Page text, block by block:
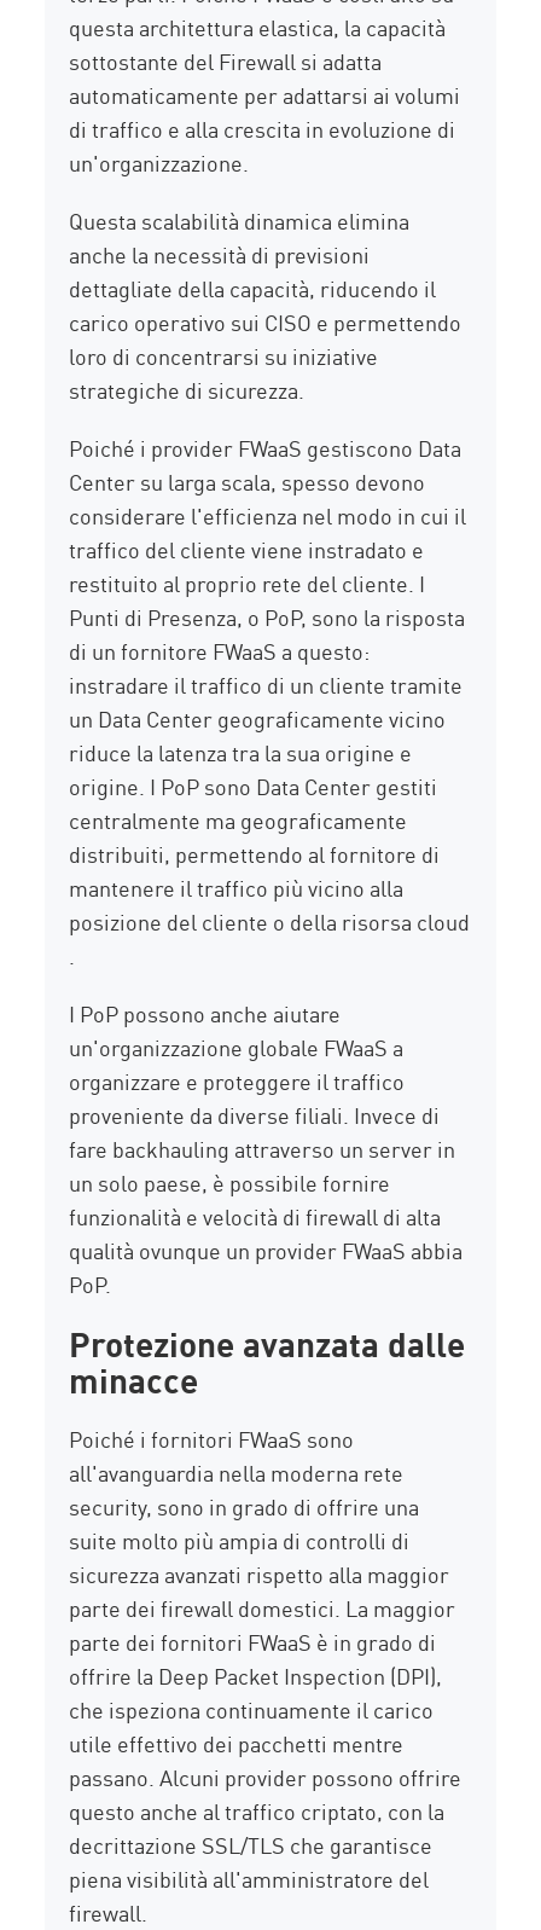
questa architettura elastica, la capacità
sottostante del Firewall si adatta
automaticamente per adattarsi ai volumi
di traffico e alla crescita in evoluzione di
un'organizzazione.
Questa scalabilità dinamica elimina
anche la necessità di previsioni
dettagliate della capacità, riducendo il
carico operativo sui CISO e permettendo
loro di concentrarsi su iniziative
strategiche di sicurezza.
Poiché i provider FWaaS gestiscono Data
Center su larga scala, spesso devono
considerare l'efficienza nel modo in cui il
traffico del cliente viene instradato e
restituito al proprio rete del cliente. I
Punti di Presenza, o PoP, sono la risposta
di un fornitore FWaaS a questo:
instradare il traffico di un cliente tramite
un Data Center geograficamente vicino
riduce la latenza tra la sua origine e
origine. I PoP sono Data Center gestiti
centralmente ma geograficamente
distribuiti, permettendo al fornitore di
mantenere il traffico più vicino alla
posizione del cliente o della risorsa cloud
.
I PoP possono anche aiutare
un'organizzazione globale FWaaS a
organizzare e proteggere il traffico
proveniente da diverse filiali. Invece di
fare backhauling attraverso un server in
un solo paese, è possibile fornire
funzionalità e velocità di firewall di alta
qualità ovunque un provider FWaaS abbia
PoP.
Protezione avanzata dalle
minacce
Poiché i fornitori FWaaS sono
all'avanguardia nella moderna rete
security, sono in grado di offrire una
suite molto più ampia di controlli di
sicurezza avanzati rispetto alla maggior
parte dei firewall domestici. La maggior
parte dei fornitori FWaaS è in grado di
offrire la Deep Packet Inspection (DPI),
che ispeziona continuamente il carico
utile effettivo dei pacchetti mentre
passano. Alcuni provider possono offrire
questo anche al traffico criptato, con la
decrittazione SSL/TLS che garantisce
piena visibilità all'amministratore del
firewall.